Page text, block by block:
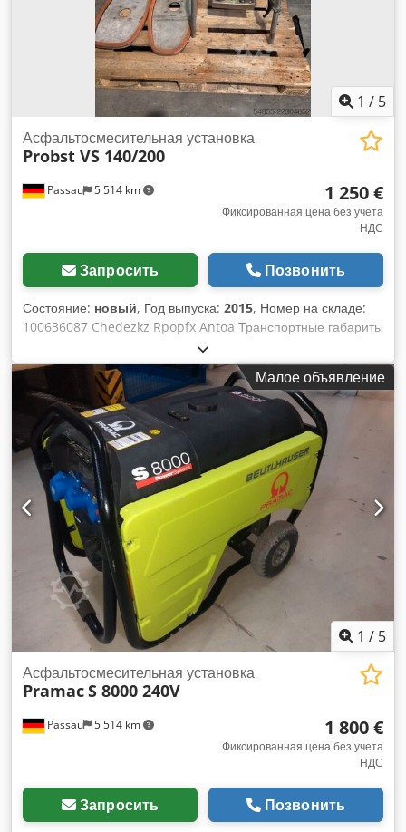
1 / 5
Passau 5 514 km
Асфальтосмесительная установка
Probst VS 140/200
1 250 €
Фиксированная цена без учета
НДС
Запросить Позвонить
Состояние: новый, Год выпуска: 2015, Номер на складе:
100636087 Chedezkz Rpopfx Antoa Транспортные габариты
Малое объявление
1 / 5
Passau 5 514 km
Асфальтосмесительная установка
PramacS 8000 240V
1 800 €
Фиксированная цена без учета
НДС
Запросить Позвонить